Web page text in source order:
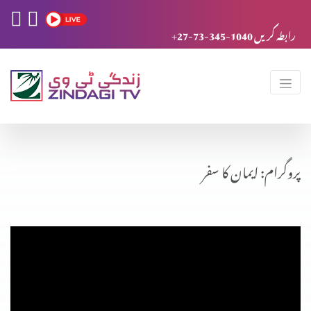
+27-73-345-1040 رابطہ کریں
پروگرام: ایمان کا سفر